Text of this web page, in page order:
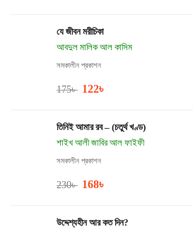
যে জীবন মরীচিকা
আবদুল মালিক আল কাসিম
সমকালীন প্রকাশন
175৳ 122৳
তিনিই আমার রব – (চতুর্থ খণ্ড)
শাইখ আলী জাবির আল ফাইফী
সমকালীন প্রকাশন
230৳ 168৳
উদ্দেশ্যহীন আর কত দিন?